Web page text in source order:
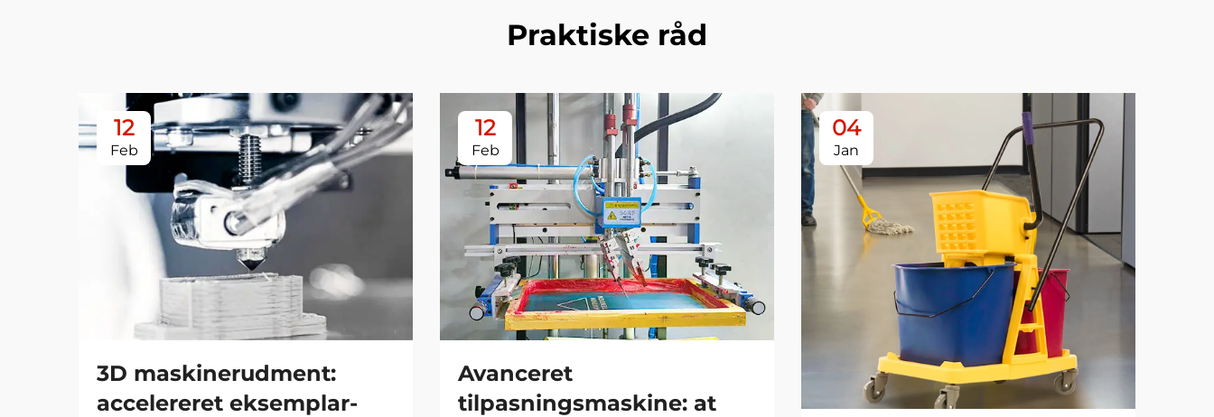
Praktiske råd
12
Feb
3D maskinerudment:
accelereret eksemplar-
12
Feb
Avanceret
tilpasningsmaskine: at
04
Jan